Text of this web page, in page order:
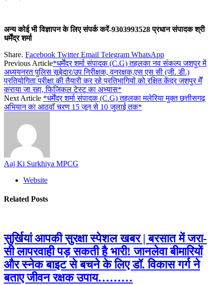
अन्य कोई भी विज्ञापन के लिए संपर्क करें-9303993528 प्रधान संपादक श्री
धर्मेंद्र शर्मा
Share. Facebook Twitter Email Telegram WhatsApp
Previous Article*धर्मेंद्र शर्मा संपादक (C.G) तहलका नव संकल्प जशपुर में
अध्ययनरत पुलिस सूबेदार/उप निरीक्षक, वनरक्षक,एस एस सी (जी. डी.)
प्रतियोगिता परीक्षा की तैयारी कर रहे प्रतिभागियों को रक्षित केंद्र जशपुर मेँ
कराया जा रहा, फिजिकल टेस्ट का अभ्यास*
Next Article *धर्मेंद्र शर्मा संपादक (C.G) तहलका मलेरिया मुक्त छत्तीसगढ़
अभियान का आठवॉ चरण 15 जून से 10 जुलाई तक*
Aaj Ki Surkhiya MPCG
Website
Related Posts
सुर्खियां आपकी सुरक्षा स्पेशल खबर | बरसात में जरा-
सी लापरवाही पड़ सकती है भारी! जानलेवा बीमारियों
और स्नेक बाइट से बचने के लिए डॉ. विकास गर्ग ने
बताए जीवन रक्षक उपाय………